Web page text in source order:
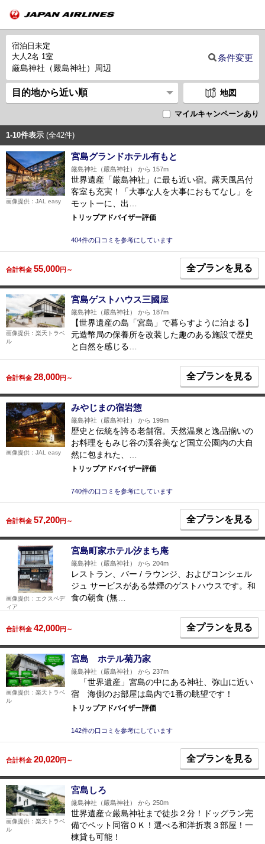
宿泊日未定
大人2名 1室
厳島神社（嚴島神社）周辺
条件変更
地図
マイルキャンペーンあり
1-10件表示 (全42件)
宮島グランドホテル有もと
厳島神社（嚴島神社） から 157m
世界遺産「厳島神社」に最も近い宿。露天風呂付
客室も充実！「大事な人を大事におもてなし」を
モットーに、出…
トリップアドバイザー評価
404件の口コミを参考にしています
画像提供：JAL easy
合計料金 55,000円～ 全プランを見る
宮島ゲストハウス三國屋
厳島神社（嚴島神社） から 187m
【世界遺産の島「宮島」で暮らすように泊まる】
元造幣局の保養所を改装した趣のある施設で歴史
と自然を感じる…
画像提供：楽天トラベ
ル
合計料金 28,000円～ 全プランを見る
みやじまの宿岩惣
厳島神社（嚴島神社） から 199m
歴史と伝統を誇る老舗宿。天然温泉と逸品揃いの
お料理をもみじ谷の渓谷美など国立公園内の大自
然に包まれた、…
トリップアドバイザー評価
740件の口コミを参考にしています
画像提供：JAL easy
合計料金 57,200円～ 全プランを見る
宮島町家ホテル汐まち庵
厳島神社（嚴島神社） から 204m
レストラン、バー / ラウンジ、およびコンシェル
ジュ サービスがある禁煙のゲストハウスです。和
食の朝食 (無…
画像提供：エクスペデ
ィア
合計料金 42,000円～ 全プランを見る
宮島 ホテル菊乃家
厳島神社（嚴島神社） から 237m
「世界遺産」宮島の中にある神社、弥山に近い
宿 海側のお部屋は島内で1番の眺望です！
トリップアドバイザー評価
142件の口コミを参考にしています
画像提供：楽天トラベ
ル
合計料金 20,020円～ 全プランを見る
宮島しろ
厳島神社（嚴島神社） から 250m
世界遺産☆厳島神社まで徒歩２分！ドッグラン完
備でペット同宿ＯＫ！選べる和洋折衷３部屋！一
棟貸も可能！
画像提供：楽天トラベ
ル